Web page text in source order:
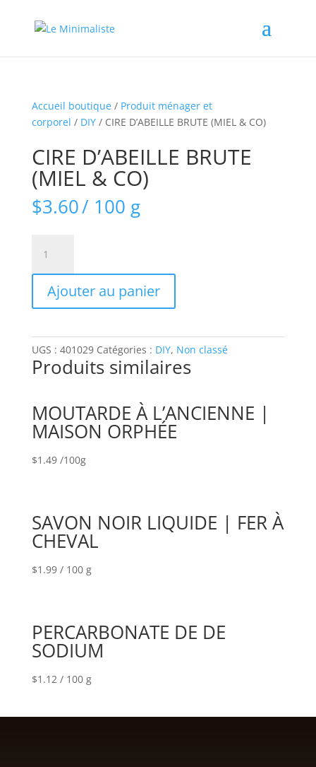
Accueil boutique/ Produit ménager et
corporel / DIY/ CIRE D’ABEILLE BRUTE (MIEL & CO)
CIRE D’ABEILLE BRUTE
(MIEL & CO)
$3.60/ 100 g
CIRE
D'ABEILLE
BRUTE
&
CO)
Ajouter au panier
UGS : 401029 Catégories : DIY, Non classé
Produits similaires
MOUTARDE À L’ANCIENNE |
MAISON ORPHÉE
$1.49 /100g
SAVON NOIR LIQUIDE | FER À
CHEVAL
$1.99 / 100 g
PERCARBONATE DE DE
SODIUM
$1.12 / 100 g